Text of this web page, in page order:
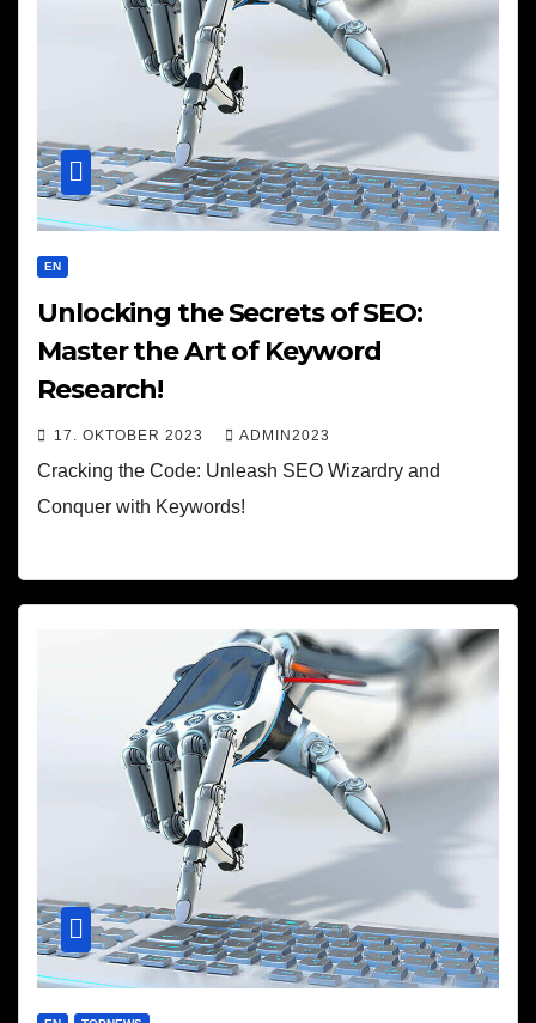
EN
Unlocking the Secrets of SEO:
Master the Art of Keyword
Research!
17. OKTOBER 2023 ADMIN2023
Cracking the Code: Unleash SEO Wizardry and
Conquer with Keywords!